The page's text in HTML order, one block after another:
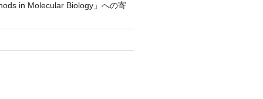
in Molecular Biology」への寄